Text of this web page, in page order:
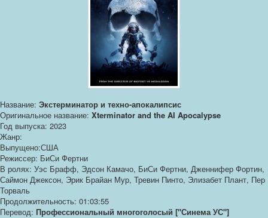
Название: Экстерминатор и техно-апокалипсис
Оригинальное название: Xterminator and the AI Apocalypse
Год выпуска: 2023
Жанр:
Выпущено:США
Режиссер: БиСи Фертни
В ролях: Уэс Брафф, Эдсон Камачо, БиСи Фертни, Дженнифер Фортин,
Саймон Джексон, Эрик Брайан Мур, Тревин Пинто, Элизабет Плант, Пер
Торваль
Продолжительность: 01:03:55
Перевод: Профессиональный многоголосый ["Синема УС"]